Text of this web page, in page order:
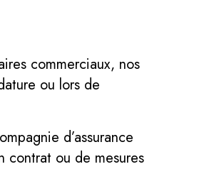
commerciaux, nos
ou lors de
d’assurance
contrat ou de mesures